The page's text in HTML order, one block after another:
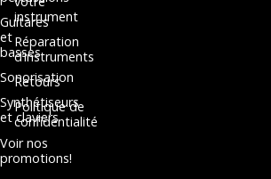
Guitares
et
basses
Sonorisation
Synthétiseurs
et claviers
Voir nos
promotions!
instrument
Réparation
d’instruments
Retours
Politique de
confidentialité